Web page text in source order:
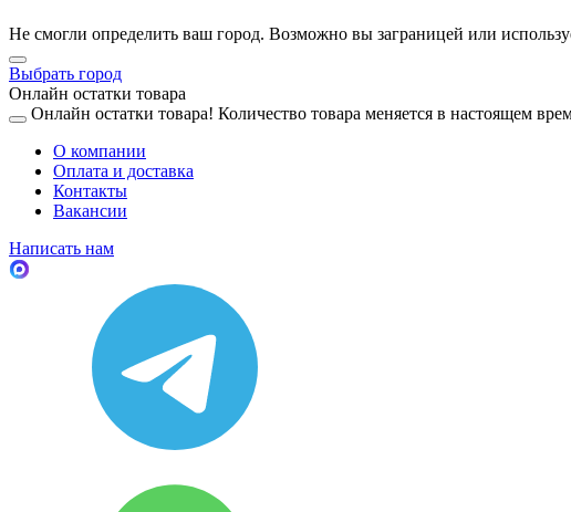
Не смогли определить ваш город. Возможно вы заграницей или
Выбрать город
Онлайн остатки товара
Онлайн остатки товара! Количество товара меняется в настоящем
О компании
Оплата и доставка
Контакты
Вакансии
Написать нам